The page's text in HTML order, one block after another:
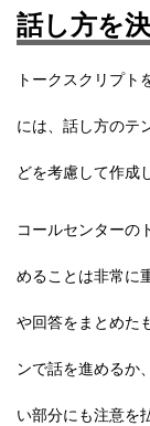
話し方を
トークスクリプト
には、話し方のテ
どを考慮して作成
コールセンターの
めることは非常に
や回答をまとめた
ンで話を進めるか
い部分にも注意を